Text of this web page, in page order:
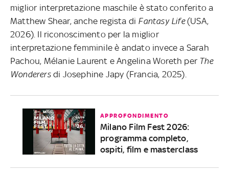
miglior interpretazione maschile è stato conferito a
Matthew Shear, anche regista di Fantasy Life(USA,
2026). Il riconoscimento per la miglior
interpretazione femminile è andato invece a Sarah
Pachou, Mélanie Laurent e Angelina Woreth per The
Wonderersdi Josephine Japy (Francia, 2025).
APPROFONDIMENTO
Milano Film Fest 2026:
programma completo,
ospiti, film e masterclass